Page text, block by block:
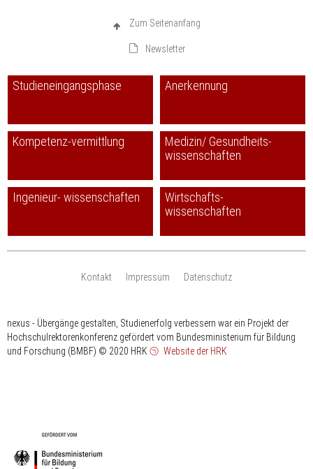
Zum Seitenanfang
Newsletter
Studieneingangsphase Anerkennung
Kompetenz-vermittlung
Medizin/ Gesundheits-
wissenschaften
Ingenieur- wissenschaften
Wirtschafts-
wissenschaften
Kontakt Impressum Datenschutz
nexus - Übergänge gestalten, Studienerfolg verbessern war ein Projekt der
Hochschulrektorenkonferenz gefördert vom Bundesministerium für Bildung
und Forschung (BMBF) © 2020 HRK Website der HRK